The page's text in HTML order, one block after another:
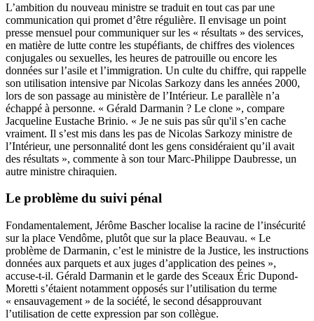
L’ambition du nouveau ministre se traduit en tout cas par une
communication qui promet d’être régulière. Il envisage un point
presse mensuel pour communiquer sur les « résultats » des services,
en matière de lutte contre les stupéfiants, de chiffres des violences
conjugales ou sexuelles, les heures de patrouille ou encore les
données sur l’asile et l’immigration. Un culte du chiffre, qui rappelle
son utilisation intensive par Nicolas Sarkozy dans les années 2000,
lors de son passage au ministère de l’Intérieur. Le parallèle n’a
échappé à personne. « Gérald Darmanin ? Le clone », compare
Jacqueline Eustache Brinio. « Je ne suis pas sûr qu'il s’en cache
vraiment. Il s’est mis dans les pas de Nicolas Sarkozy ministre de
l’Intérieur, une personnalité dont les gens considéraient qu’il avait
des résultats », commente à son tour Marc-Philippe Daubresse, un
autre ministre chiraquien.
Le problème du suivi pénal
Fondamentalement, Jérôme Bascher localise la racine de l’insécurité
sur la place Vendôme, plutôt que sur la place Beauvau. « Le
problème de Darmanin, c’est le ministre de la Justice, les instructions
données aux parquets et aux juges d’application des peines »,
accuse-t-il. Gérald Darmanin et le garde des Sceaux Éric Dupond-
Moretti s’étaient notamment opposés sur l’utilisation du terme
« ensauvagement » de la société, le second désapprouvant
l’utilisation de cette expression par son collègue.